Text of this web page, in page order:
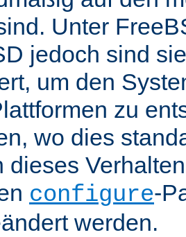
Unter
jedoch sind
um den
zu
wo dies
dieses
configure-
werden.